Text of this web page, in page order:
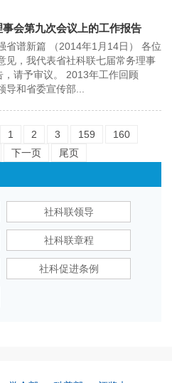
会第九次会议上的工作报告
省谱新篇 （2014年1月14日） 各位
见，我代表省社科联七届常务理事
请予审议。 2013年工作回顾
和省委宣传部...
1 2 3 159
160
下一页 尾页
社科联领导
社科联章程
社科促进条例